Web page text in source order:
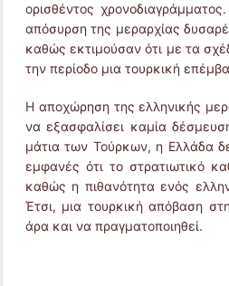
ορισθέντος
απόσυρση της μεραρχίας
καθώς εκτιμούσαν ότι με τα
την περίοδο μια τουρκική
Η αποχώρηση της ελληνικής
να εξασφαλίσει καμία
μάτια των Τούρκων, η Ελλάδα
εμφανές ότι το στρατιωτικό
καθώς η πιθανότητα ενός
Έτσι, μια τουρκική απόβαση
άρα και να πραγματοποιηθεί.